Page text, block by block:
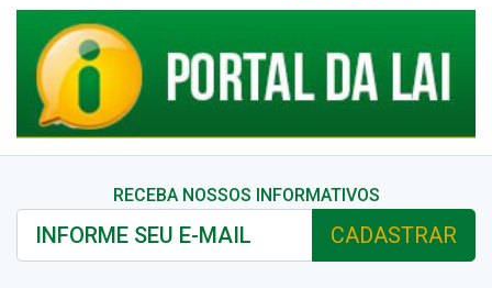
RECEBA NOSSOS INFORMATIVOS
CADASTRAR